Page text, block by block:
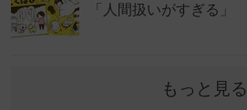
「人間扱いがすぎる」
もっと見る